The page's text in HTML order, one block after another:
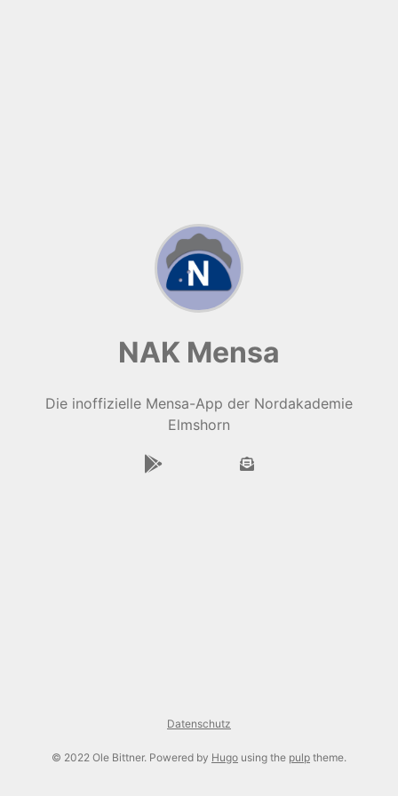
NAK Mensa
Die inoffizielle Mensa-App der Nordakademie
Elmshorn
Datenschutz
© 2022 Ole Bittner. Powered by Hugo using the pulp theme.